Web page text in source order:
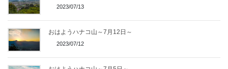
2023/07/13
おはようハナコ山～7月12日～
2023/07/12